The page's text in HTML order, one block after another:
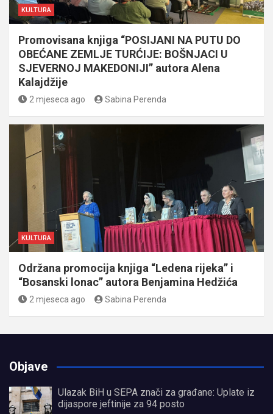
KULTURA
Promovisana knjiga “POSIJANI NA PUTU DO
OBEĆANE ZEMLJE TURĆIJE: BOŠNJACI U
SJEVERNOJ MAKEDONIJI” autora Alena
Kalajdžije
2 mjeseca ago Sabina Perenda
KULTURA
Održana promocija knjiga “Ledena rijeka” i
“Bosanski lonac” autora Benjamina Hedžića
2 mjeseca ago Sabina Perenda
Objave
Ulazak BiH u SEPA znači za građane: Uplate iz
dijaspore jeftinije za 94 posto